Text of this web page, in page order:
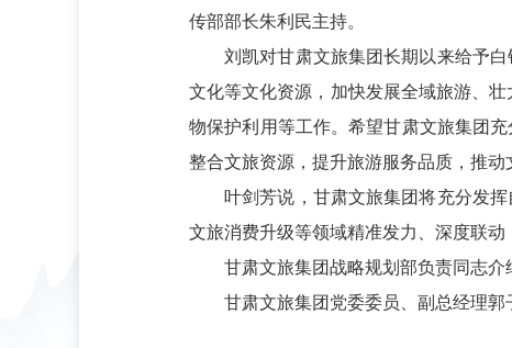
传部部长朱利民主持。
刘凯对甘肃文旅集团长期以来给予
文化等文化资源，加快发展全域旅游、
物保护利用等工作。希望甘肃文旅集团
整合文旅资源，提升旅游服务品质，推
叶剑芳说，甘肃文旅集团将充分发
文旅消费升级等领域精准发力、深度联
甘肃文旅集团战略规划部负责同志
甘肃文旅集团党委委员、副总经理郭